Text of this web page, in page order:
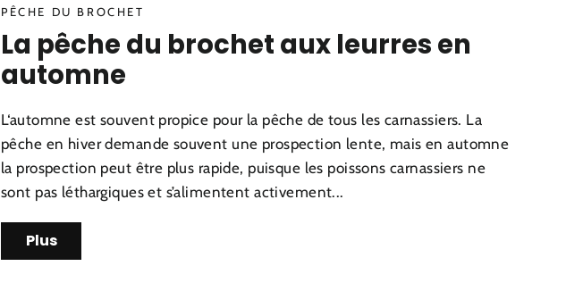
PÊCHE DU BROCHET
La pêche du brochet aux leurres en
automne
L‘automne est souvent propice pour la pêche de tous les carnassiers. La
pêche en hiver demande souvent une prospection lente, mais en automne
la prospection peut être plus rapide, puisque les poissons carnassiers ne
sont pas léthargiques et s’alimentent activement...
Plus